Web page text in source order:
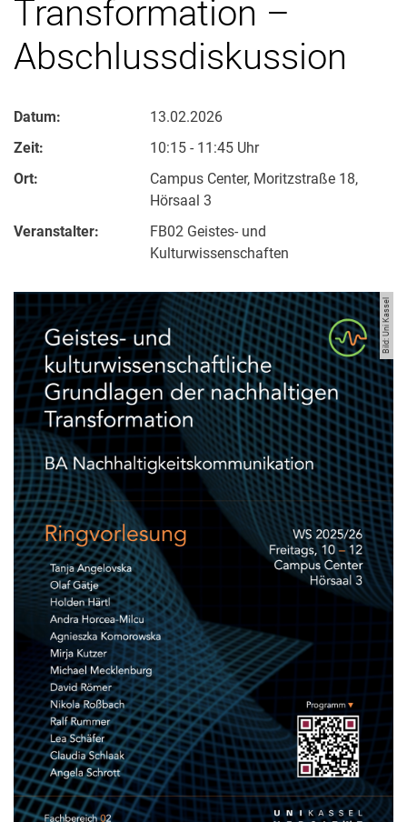
Transformation –
Abschlussdiskussion
Datum:
13.02.2026
Zeit:
10:15 - 11:45 Uhr
Ort:
Campus Center, Moritzstraße 18,
Hörsaal 3
Veranstalter:
FB02 Geistes- und
Kulturwissenschaften
Bild: Uni Kassel